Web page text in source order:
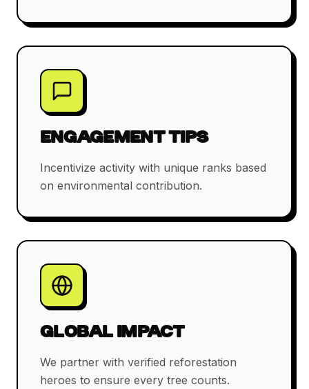
ENGAGEMENT TIPS
Incentivize activity with unique ranks based
on environmental contribution.
GLOBAL IMPACT
We partner with verified reforestation
heroes to ensure every tree counts.